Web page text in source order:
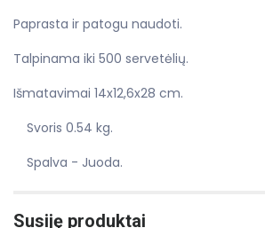
Paprasta ir patogu naudoti.
Talpinama iki 500 servetėlių.
Išmatavimai 14x12,6x28 cm.
Svoris 0.54 kg.
Spalva - Juoda.
Susiję produktai